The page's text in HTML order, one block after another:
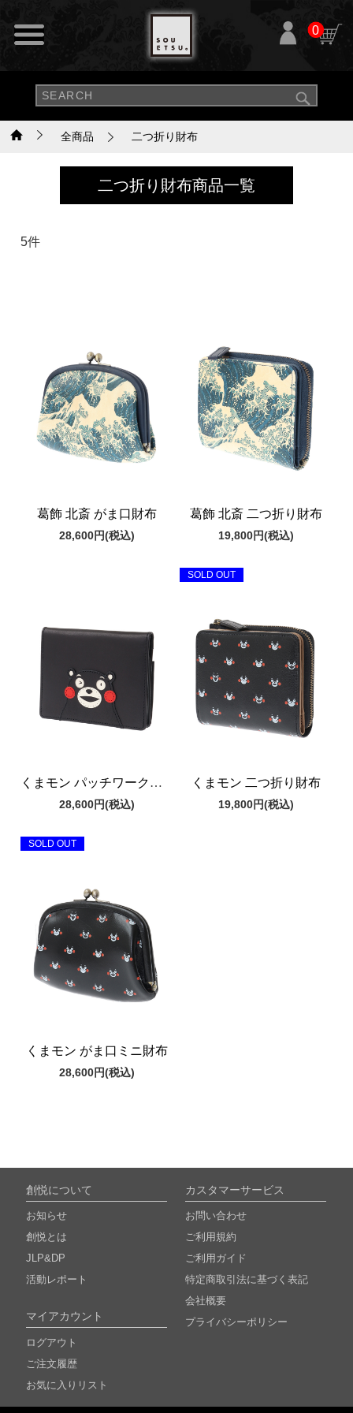
0
全商品 二つ折り財布
二つ折り財布商品一覧
5件
葛飾 北斎 がま口財布
28,600円(税込)
葛飾 北斎 二つ折り財布
19,800円(税込)
くまモン パッチワーク二つ折り財布
28,600円(税込)
SOLD OUT
くまモン 二つ折り財布
19,800円(税込)
SOLD OUT
くまモン がま口ミニ財布
28,600円(税込)
創悦について
お知らせ
創悦とは
JLP&DP
活動レポート
マイアカウント
ログアウト
ご注文履歴
お気に入りリスト
カスタマーサービス
お問い合わせ
ご利用規約
ご利用ガイド
特定商取引法に基づく表記
会社概要
プライバシーポリシー